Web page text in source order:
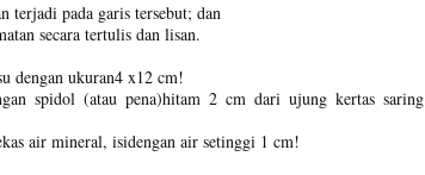
terjadi pada garis tersebut; dan
secara tertulis dan lisan.
dengan ukuran4 x12 cm!
spidol (atau pena)hitam 2 cm dari ujung kertas saring
air mineral, isidengan air setinggi 1 cm!